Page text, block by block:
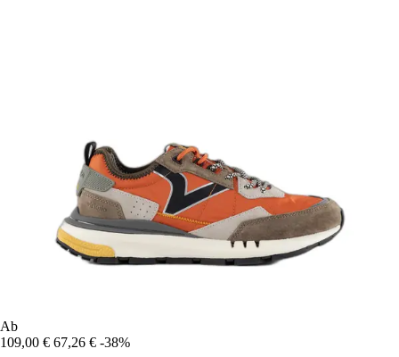
Ab
109,00 € 67,26 € -38%